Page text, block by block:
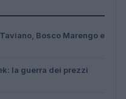
Bosco Marengo e
la guerra dei prezzi